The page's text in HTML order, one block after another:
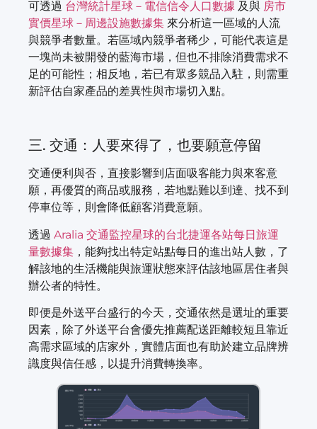
可透過 台灣統計星球－電信信令人口數據 及與 房市
實價星球－周邊設施數據集 來分析這一區域的人流
與競爭者數量。若區域內競爭者稀少，可能代表這是
一塊尚未被開發的藍海市場，但也不排除消費需求不
足的可能性；相反地，若已有眾多競品入駐，則需重
新評估自家產品的差異性與市場切入點。
三. 交通：人要來得了，也要願意停留
交通便利與否，直接影響到店面吸客能力與來客意
願，再優質的商品或服務，若地點難以到達、找不到
停車位等，則會降低顧客消費意願。
透過 Aralia 交通監控星球的台北捷運各站每日旅運
量數據集 ，能夠找出特定站點每日的進出站人數，了
解該地的生活機能與旅運狀態來評估該地區居住者與
辦公者的特性。
即便是外送平台盛行的今天，交通依然是選址的重要
因素，除了外送平台會優先推薦配送距離較短且靠近
高需求區域的店家外，實體店面也有助於建立品牌辨
識度與信任感，以提升消費轉換率。